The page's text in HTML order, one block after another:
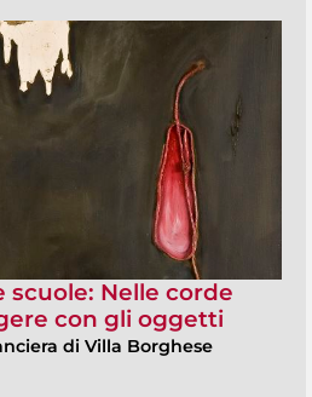
scuole: Nelle corde
con gli oggetti
di Villa Borghese